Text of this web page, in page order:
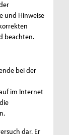
und Hinweise
beachten.
bei der
im Internet
dar. Er